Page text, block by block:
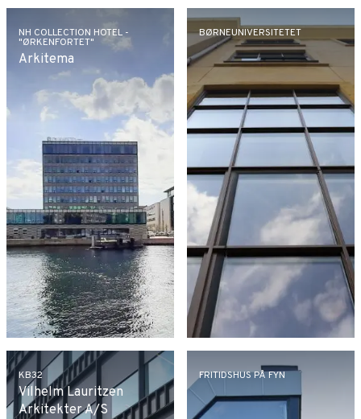
NH COLLECTION HOTEL -
"ØRKENFORTET"
Arkitema
BØRNEUNIVERSITETET
KB32
Vilhelm Lauritzen
Arkitekter A/S
FRITIDSHUS PÅ FYN